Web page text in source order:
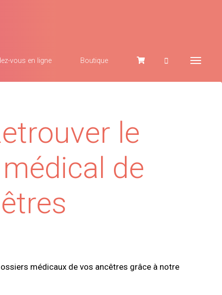
vous en ligne Boutique
le
de
médicaux de vos ancêtres grâce à notre